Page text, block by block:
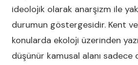
ideolojik olarak anarşizm ile
durumun göstergesidir. Kent
konularda ekoloji üzerinden
düşünür kamusal alanı sadece